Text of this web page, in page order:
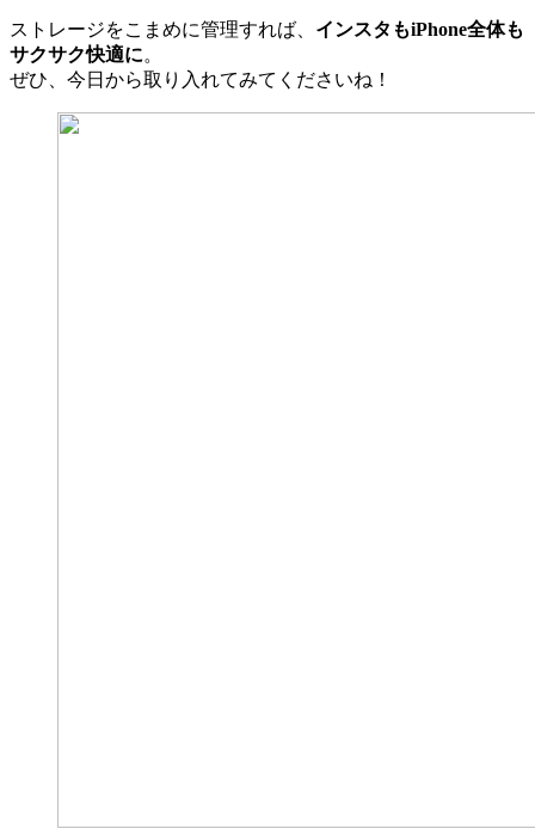
ストレージをこまめに管理すれば、 インスタもiPhone全体も
サクサク快適に。
ぜひ、今日から取り入れてみてくださいね！